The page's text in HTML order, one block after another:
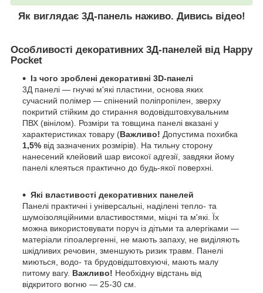
Як виглядає 3Д-панель наживо. Дивись відео!
Особливості декоративних 3Д-панелей від Happy
Pocket
Із чого зроблені декоративні 3D-панелі
3Д панелі — гнучкі м'які пластини, основа яких
сучасний полімер — спінений поліпропілен, зверху
покритий стійким до стирання водовідштовхувальним
ПВХ (вінілом). Розміри та товщина панелі вказані у
характеристиках товару (Важливо! Допустима похибка
1,5% від зазначених розмірів). На тильну сторону
нанесений клейовий шар високої адгезії, завдяки йому
панелі клеяться практично до будь-якої поверхні.
Які властивості декоративних панелей
Панелі практичні і універсальні, наділені тепло- та
шумоізоляційними властивостями, міцні та м'які. Їх
можна використовувати поруч із дітьми та алергіками —
матеріали гіпоалергенні, не мають запаху, не виділяють
шкідливих речовин, зменшують ризик травм. Панелі
миються, водо- та брудовідштовхуючі, мають малу
питому вагу. Важливо! Необхідну відстань від
відкритого вогню — 25-30 см.